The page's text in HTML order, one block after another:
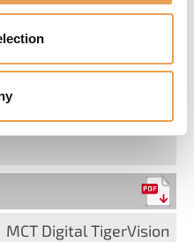
23.11.16222
MCT Digital TigerVision